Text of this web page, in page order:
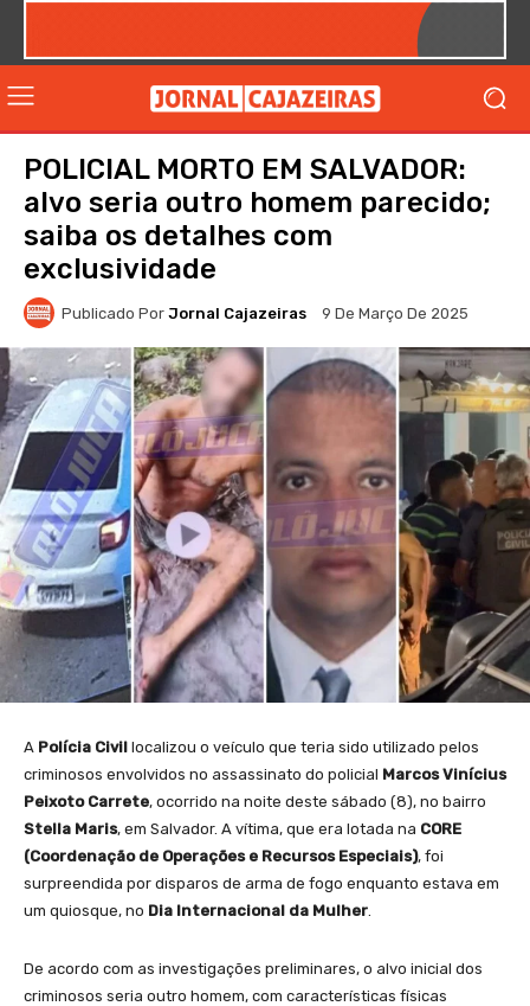
POLICIAL MORTO EM SALVADOR:
alvo seria outro homem parecido;
saiba os detalhes com
exclusividade
Publicado Por Jornal Cajazeiras 9 De Março De 2025
A Polícia Civil localizou o veículo que teria sido utilizado pelos
criminosos envolvidos no assassinato do policial Marcos Vinícius
Peixoto Carrete, ocorrido na noite deste sábado (8), no bairro
Stella Maris, em Salvador. A vítima, que era lotada na CORE
(Coordenação de Operações e Recursos Especiais), foi
surpreendida por disparos de arma de fogo enquanto estava em
um quiosque, no Dia Internacional da Mulher
De acordo com as investigações preliminares, o alvo inicial dos
criminosos seria outro homem, com características físicas